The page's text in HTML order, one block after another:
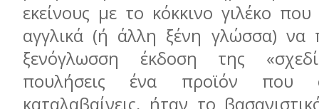
εκείνους με το κόκκινο γιλέκο
αγγλικά (ή άλλη ξένη γλώσσα) να
ξενόγλωσση έκδοση της
πουλήσεις ένα προϊόν που
καταλαβαίνεις, ήταν το